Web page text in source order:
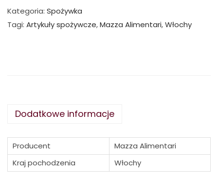
Kategoria: Spożywka
Tagi: Artykuły spożywcze,Mazza Alimentari,Włochy
Dodatkowe informacje
Producent
Mazza Alimentari
Kraj pochodzenia
Włochy